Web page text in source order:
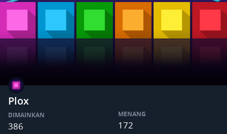
Plox
DIMAINKAN
386
MENANG
172